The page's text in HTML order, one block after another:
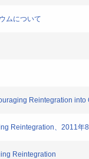
ムについて
Reintegration into
Reintegration、2011年8
Reintegration